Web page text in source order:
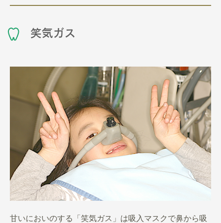
笑気ガス
甘いにおいのする「笑気ガス」は吸入マスクで鼻から吸